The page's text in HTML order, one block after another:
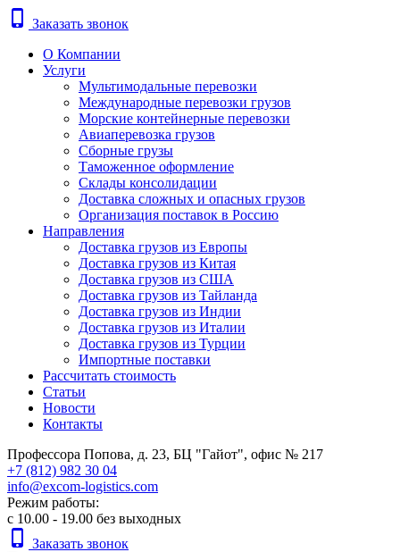
phone_iphone
Заказать звонок
О Компании
Услуги
Мультимодальные перевозки
Международные перевозки грузов
Морские контейнерные перевозки
Авиаперевозка грузов
Сборные грузы
Таможенное оформление
Склады консолидации
Доставка сложных и опасных грузов
Организация поставок в Россию
Направления
Доставка грузов из Европы
Доставка грузов из Китая
Доставка грузов из США
Доставка грузов из Тайланда
Доставка грузов из Индии
Доставка грузов из Италии
Доставка грузов из Турции
Импортные поставки
Рассчитать стоимость
Статьи
Новости
Контакты
Профессора Попова, д. 23, БЦ "Гайот", офис № 217
+7 (812) 982 30 04
info@excom-logistics.com
Режим работы:
с 10.00 - 19.00 без выходных
phone_iphone Заказать звонок